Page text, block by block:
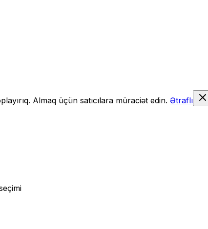
Almaq üçün satıcılara müraciət edin. Ətraflı